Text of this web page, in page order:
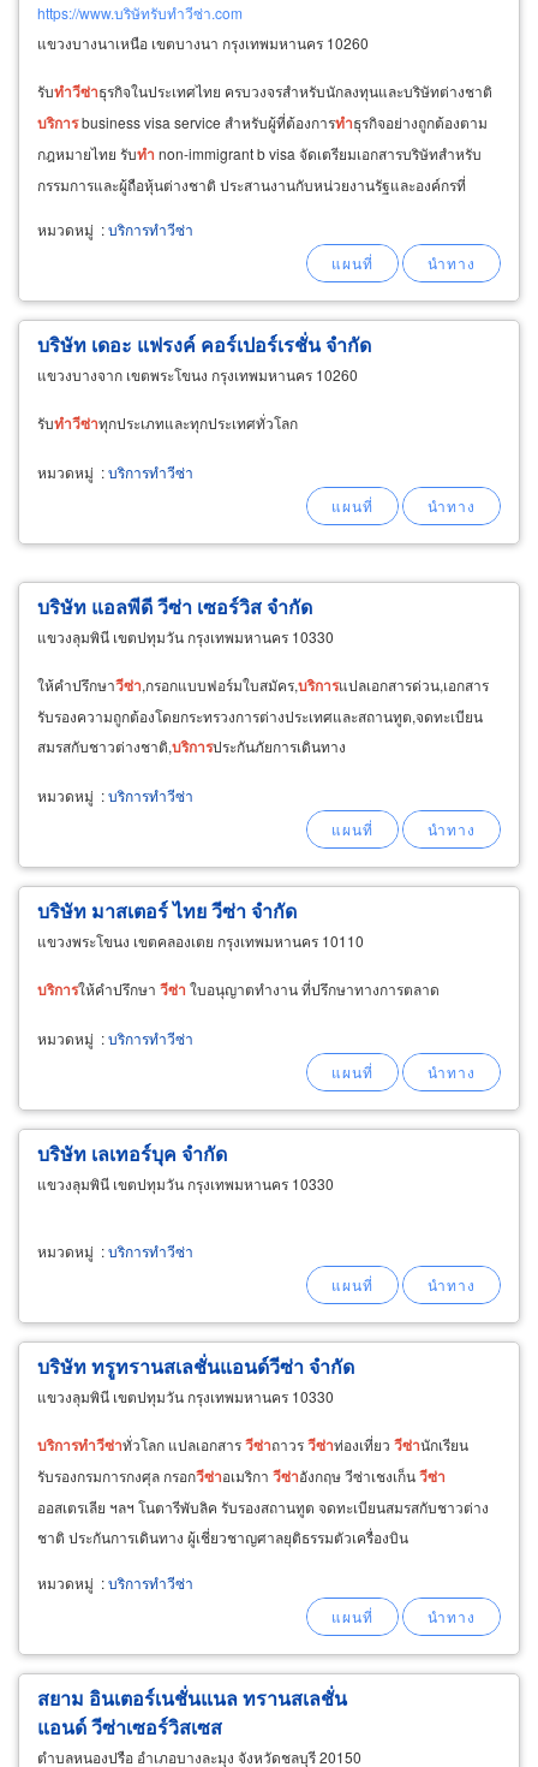
https://www.บริษัทรับทำวีซ่า.com
แขวงบางนาเหนือ เขตบางนา กรุงเทพมหานคร 10260
รับทำวีซ่าธุรกิจในประเทศไทย ครบวงจรสำหรับนักลงทุนและบริษัทต่างชาติ
บริการbusiness visa service สำหรับผู้ที่ต้องการทำธุรกิจอย่างถูกต้องตาม
กฎหมายไทย รับทำ non-immigrant b visa จัดเตรียมเอกสารบริษัทสำหรับ
กรรมการและผู้ถือหุ้นต่างชาติ ประสานงานกับหน่วยงานรัฐและองค์กรที่
หมวดหมู่ :บริการทำวีซ่า
บริษัท เดอะ แฟรงค์ คอร์เปอร์เรชั่น จำกัด
แขวงบางจาก เขตพระโขนง กรุงเทพมหานคร 10260
รับทำวีซ่าทุกประเภทและทุกประเทศทั่วโลก
หมวดหมู่ :บริการทำวีซ่า
บริษัท แอลพีดี วีซ่า เซอร์วิส จำกัด
แขวงลุมพินี เขตปทุมวัน กรุงเทพมหานคร 10330
ให้คำปรึกษาวีซ่า,กรอกแบบฟอร์มใบสมัคร,บริการแปลเอกสารด่วน,เอกสาร
รับรองความถูกต้องโดยกระทรวงการต่างประเทศและสถานทูต,จดทะเบียน
สมรสกับชาวต่างชาติ,บริการประกันภัยการเดินทาง
หมวดหมู่ :บริการทำวีซ่า
บริษัท มาสเตอร์ ไทย วีซ่า จำกัด
แขวงพระโขนง เขตคลองเตย กรุงเทพมหานคร 10110
บริการให้คำปรึกษา วีซ่า ใบอนุญาตทำงาน ที่ปรึกษาทางการตลาด
หมวดหมู่ :บริการทำวีซ่า
บริษัท เลเทอร์บุค จำกัด
แขวงลุมพินี เขตปทุมวัน กรุงเทพมหานคร 10330
หมวดหมู่ :บริการทำวีซ่า
บริษัท ทรูทรานสเลชั่นแอนด์วีซ่า จำกัด
แขวงลุมพินี เขตปทุมวัน กรุงเทพมหานคร 10330
บริการทำวีซ่าทั่วโลก แปลเอกสารวีซ่าถาวรวีซ่าท่องเที่ยว วีซ่านักเรียน
รับรองกรมการกงศุล กรอกวีซ่าอเมริกา วีซ่าอังกฤษ วีซ่าเชงเก็นวีซ่า
ออสเตรเลีย ฯลฯ โนตารีพับลิค รับรองสถานทูต จดทะเบียนสมรสกับชาวต่าง
ชาติ ประกันการเดินทาง ผู้เชี่ยวชาญศาลยุติธรรมตัวเครื่องบิน
หมวดหมู่ :บริการทำวีซ่า
สยาม อินเตอร์เนชั่นแนล ทรานสเลชั่น
แอนด์ วีซ่าเซอร์วิสเซส
ตำบลหนองปรือ อำเภอบางละมุง จังหวัดชลบุรี 20150